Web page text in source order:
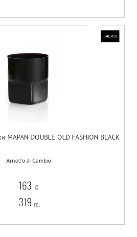
MAPAN DOUBLE OLD FASHION BLACK
Arnolfo di Cambio
163 €
319 лв.